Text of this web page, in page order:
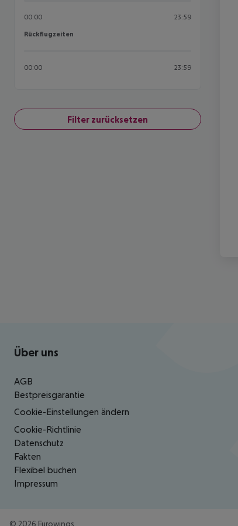
00:00 23:59
Rückflugzeiten
Rückflugzeiten
00:00 23:59
Filter zurücksetzen
Footer navigation
Über uns
AGB
Bestpreisgarantie
Cookie-Einstellungen ändern
Cookie-Richtlinie
Datenschutz
Fakten
Flexibel buchen
Impressum
© 2026 Eurowings